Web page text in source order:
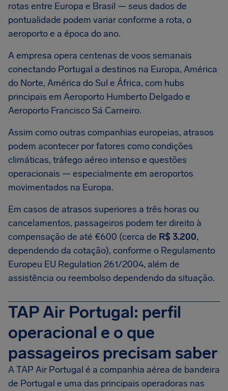
rotas entre Europa e Brasil — seus dados de
pontualidade podem variar conforme a rota, o
aeroporto e a época do ano.
A empresa opera centenas de voos semanais
conectando Portugal a destinos na Europa, América
do Norte, América do Sul e África, com hubs
principais em Aeroporto Humberto Delgado e
Aeroporto Francisco Sá Carneiro.
Assim como outras companhias europeias, atrasos
podem acontecer por fatores como condições
climáticas, tráfego aéreo intenso e questões
operacionais — especialmente em aeroportos
movimentados na Europa.
Em casos de atrasos superiores a três horas ou
cancelamentos, passageiros podem ter direito à
compensação de até €600 (cerca de R$ 3.200,
dependendo da cotação), conforme o Regulamento
Europeu EU Regulation 261/2004, além de
assistência ou reembolso dependendo da situação.
TAP Air Portugal: perfil
operacional e o que
passageiros precisam saber
A TAP Air Portugal é a companhia aérea de bandeira
de Portugal e uma das principais operadoras nas